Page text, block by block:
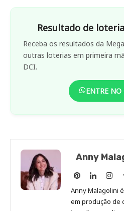
Resultado de
Receba os resultados da
outras loterias em primeira
DCI.
ENTRE NO
Anny
Anny
Malagolini
no
Anny
no
no
Anny Malagolini
em produção de